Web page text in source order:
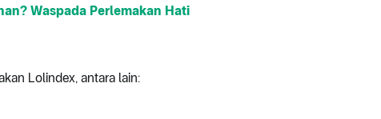
Waspada Perlemakan Hati
Lolindex, antara lain: